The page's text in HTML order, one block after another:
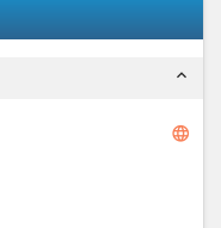
expand_less
language